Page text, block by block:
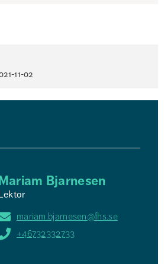
11-02
Bjarnesen
mariam.bjarnesen@fhs.se
+46732332733